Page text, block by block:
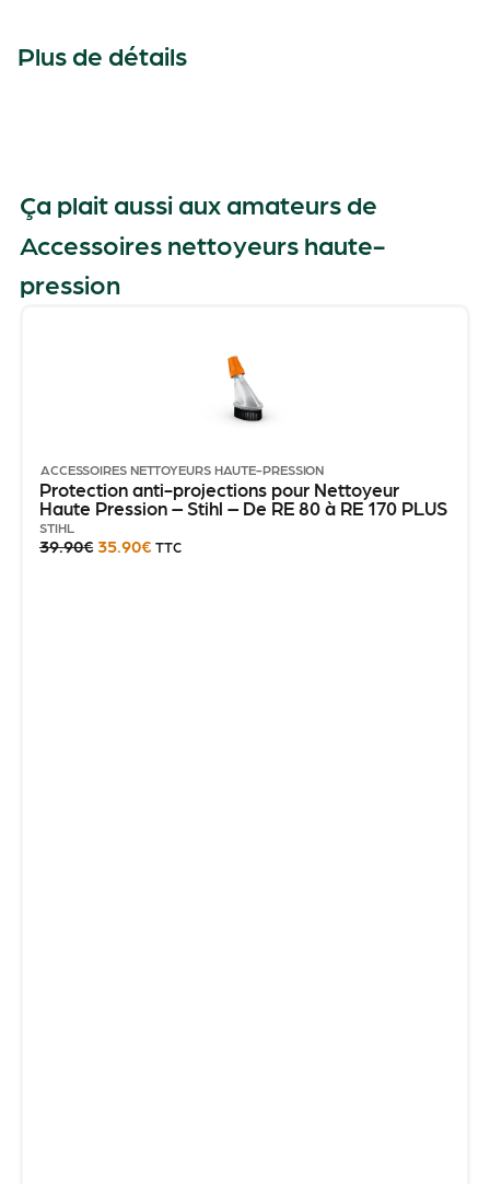
Plus de détails
Ça plait aussi aux amateurs de
Accessoires nettoyeurs haute-
pression
ACCESSOIRES NETTOYEURS HAUTE-PRESSION
Protection anti-projections pour Nettoyeur
Haute Pression – Stihl – De RE 80 à RE 170 PLUS
STIHL
39.90€ 35.90€ TTC